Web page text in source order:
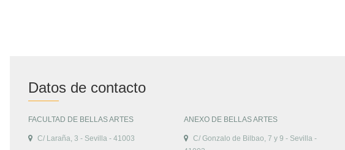
Datos de contacto
FACULTAD DE BELLAS ARTES
C/ Laraña, 3 - Sevilla - 41003
ANEXO DE BELLAS ARTES
C/ Gonzalo de Bilbao, 7 y 9 - Sevilla -